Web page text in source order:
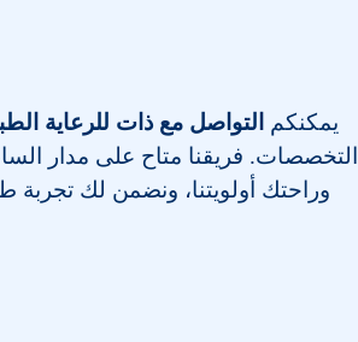
يمكنكم التواصل مع ذات للرعاية
التخصصات. فريقنا متاح على مدار
وراحتك أولويتنا، ونضمن لك تجربة